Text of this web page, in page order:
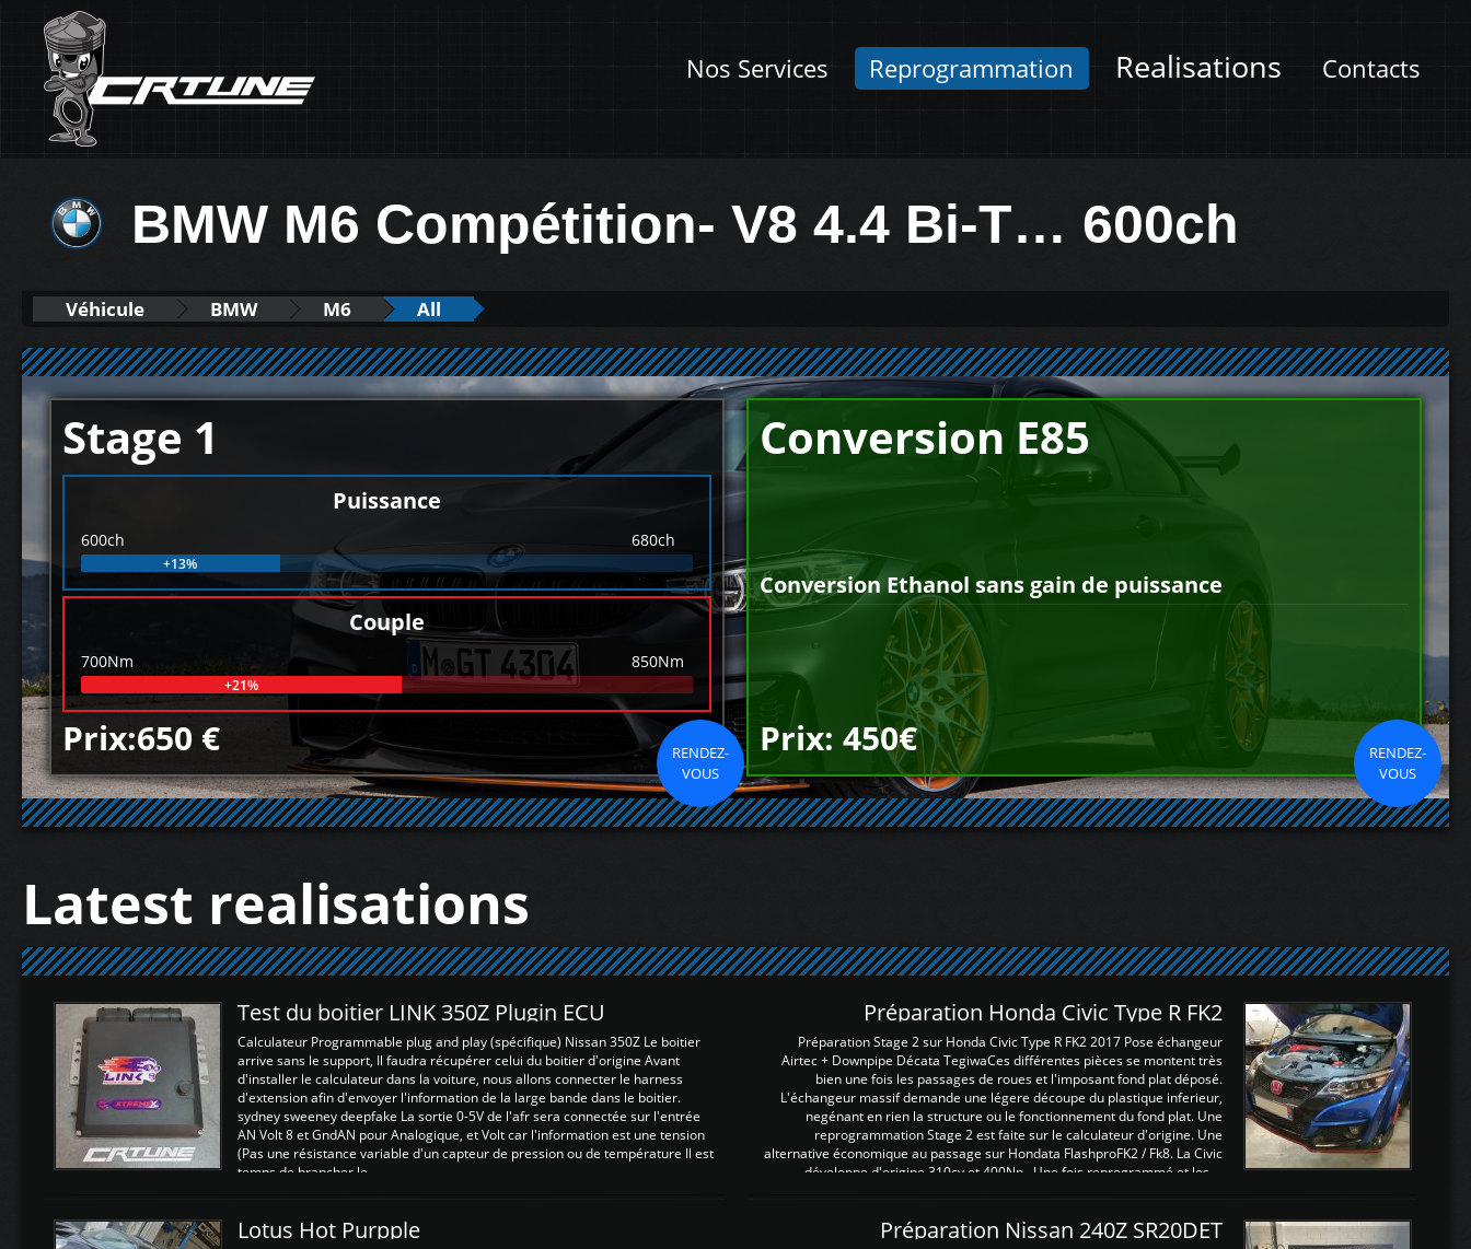
Nos Services Reprogrammation Realisations Contacts
BMW M6 Compétition- V8 4.4 Bi-T… 600ch
Véhicule BMW M6 All
Stage 1
Puissance
600ch 680ch
+13%
Couple
700Nm 850Nm
+21%
Prix:650 €
RENDEZ-
VOUS
Conversion E85
Conversion Ethanol sans gain de puissance
Prix: 450€
RENDEZ-
VOUS
Latest realisations
Test du boitier LINK 350Z Plugin ECU
Calculateur Programmable plug and play (spécifique) Nissan 350Z Le boitier
arrive sans le support, Il faudra récupérer celui du boitier d'origine Avant
d'installer le calculateur dans la voiture, nous allons connecter le harness
d'extension afin d'envoyer l'information de la large bande dans le boitier.
sydney sweeney deepfake La sortie 0-5V de l'afr sera connectée sur l'entrée
AN Volt 8 et GndAN pour Analogique, et Volt car l'information est une tension
(Pas une résistance variable d'un capteur de pression ou de température Il est
temps de brancher le ...
Préparation Honda Civic Type R FK2
Préparation Stage 2 sur Honda Civic Type R FK2 2017 Pose échangeur
Airtec + Downpipe Décata TegiwaCes différentes pièces se montent très
bien une fois les passages de roues et l'imposant fond plat déposé.
L'échangeur massif demande une légere découpe du plastique inferieur,
negénant en rien la structure ou le fonctionnement du fond plat. Une
reprogrammation Stage 2 est faite sur le calculateur d'origine. Une
alternative économique au passage sur Hondata FlashproFK2 / Fk8. La Civic
développe d'origine 310cv et 400Nn , Une fois reprogrammé et les ...
Lotus Hot Purpple Préparation Nissan 240Z SR20DET